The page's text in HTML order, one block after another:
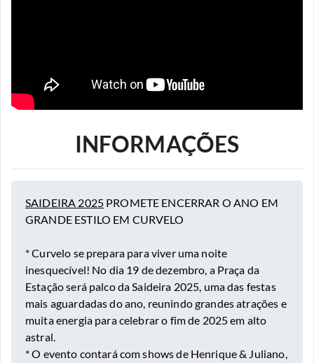
INFORMAÇÕES
SAIDEIRA 2025PROMETE ENCERRAR O ANO EM
GRANDE ESTILO EM CURVELO
* Curvelo se prepara para viver uma noite
inesquecível! No dia 19 de dezembro, a Praça da
Estação será palco da Saideira 2025, uma das festas
mais aguardadas do ano, reunindo grandes atrações e
muita energia para celebrar o fim de 2025 em alto
astral.
* O evento contará com shows de Henrique & Juliano,